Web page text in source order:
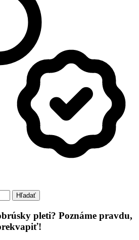
Hľadať
pleti? Poznáme pravdu,